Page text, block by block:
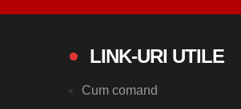
LINK-URI UTILE
Cum comand